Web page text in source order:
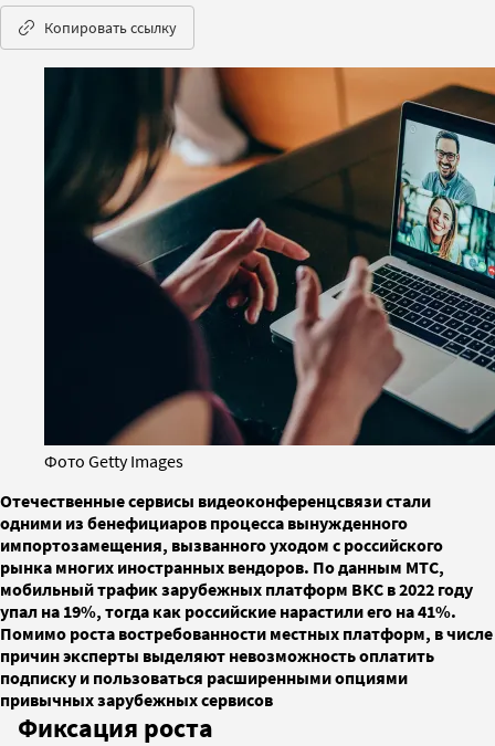
Копировать ссылку
Фото Getty Images
Отечественные сервисы видеоконференцсвязи стали
одними из бенефициаров процесса вынужденного
импортозамещения, вызванного уходом с российского
рынка многих иностранных вендоров. По данным МТС,
мобильный трафик зарубежных платформ ВКС в 2022 году
упал на 19%, тогда как российские нарастили его на 41%.
Помимо роста востребованности местных платформ, в числе
причин эксперты выделяют невозможность оплатить
подписку и пользоваться расширенными опциями
привычных зарубежных сервисов
Фиксация роста